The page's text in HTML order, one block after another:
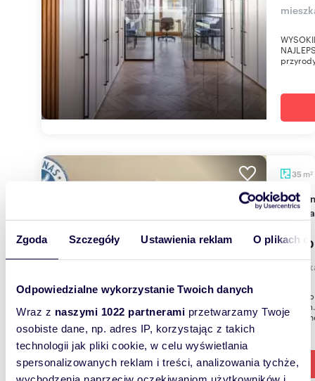
Zgoda Szczegóły Ustawienia reklam O plikach
Odpowiedzialne wykorzystanie Twoich danych
Wraz z naszymi 1022 partnerami przetwarzamy Twoje
osobiste dane, np. adres IP, korzystając z takich
technologii jak pliki cookie, w celu wyświetlania
spersonalizowanych reklam i treści, analizowania tychże,
35 m2
Wynajmę 2-pokojowe mieszkanie 35 m² w
2
Oferta